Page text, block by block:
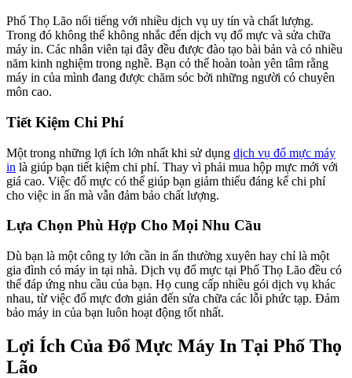
Phố Thọ Lão nổi tiếng với nhiều dịch vụ uy tín và chất lượng.
Trong đó không thể không nhắc đến dịch vụ đổ mực và sửa chữa
máy in. Các nhân viên tại đây đều được đào tạo bài bản và có nhiều
năm kinh nghiệm trong nghề. Bạn có thể hoàn toàn yên tâm rằng
máy in của mình đang được chăm sóc bởi những người có chuyên
môn cao.
Tiết Kiệm Chi Phí
Một trong những lợi ích lớn nhất khi sử dụng dịch vụ đổ mực máy
in là giúp bạn tiết kiệm chi phí. Thay vì phải mua hộp mực mới với
giá cao. Việc đổ mực có thể giúp bạn giảm thiểu đáng kể chi phí
cho việc in ấn mà vẫn đảm bảo chất lượng.
Lựa Chọn Phù Hợp Cho Mọi Nhu Cầu
Dù bạn là một công ty lớn cần in ấn thường xuyên hay chỉ là một
gia đình có máy in tại nhà. Dịch vụ đổ mực tại Phố Thọ Lão đều có
thể đáp ứng nhu cầu của bạn. Họ cung cấp nhiều gói dịch vụ khác
nhau, từ việc đổ mực đơn giản đến sửa chữa các lỗi phức tạp. Đảm
bảo máy in của bạn luôn hoạt động tốt nhất.
Lợi Ích Của Đổ Mực Máy In Tại Phố Thọ
Lão